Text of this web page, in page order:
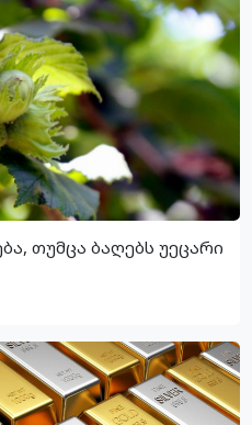
თუმცა ბაღებს უეცარი